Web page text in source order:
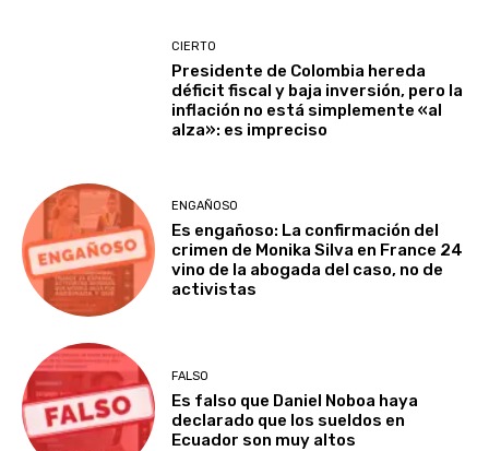
CIERTO
Presidente de Colombia hereda
déficit fiscal y baja inversión, pero la
inflación no está simplemente «al
alza»: es impreciso
ENGAÑOSO
Es engañoso: La confirmación del
crimen de Monika Silva en France 24
vino de la abogada del caso, no de
activistas
FALSO
Es falso que Daniel Noboa haya
declarado que los sueldos en
Ecuador son muy altos